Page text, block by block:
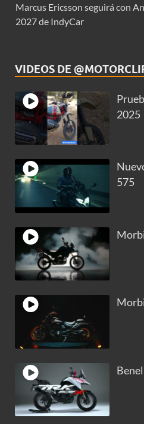
Marcus Ericsson seguirá con
2027 de IndyCar
VIDEOS DE
2025
575